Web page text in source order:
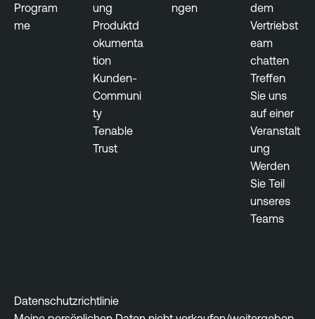
Program
me
ung
Produktd
okumenta
tion
Kunden-
Communi
ty
Tenable
Trust
ngen
dem
Vertriebst
eam
chatten
Treffen
Sie uns
auf einer
Veranstalt
ung
Werden
Sie Teil
unseres
Teams
Datenschutzrichtlinie